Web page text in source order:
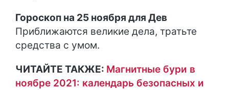
Гороскоп на 25 ноября для Дев
Приближаются великие дела, тратьте
средства с умом.
ЧИТАЙТЕ ТАКЖЕ: Магнитные бури в
ноябре 2021: календарь безопасных и